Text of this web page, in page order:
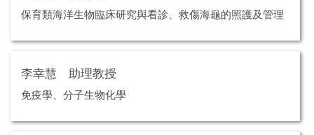
保育類海洋生物臨床研究與看診、救傷海龜的照護及管理
李幸慧 助理教授
免疫學、分子生物化學